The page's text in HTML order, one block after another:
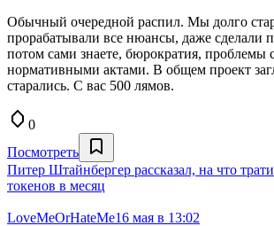
Обычный очередной распил. Мы долго
прорабатывали все нюансы, даже сделали
потом сами знаете, бюрократия, проблемы
нормативными актами. В общем проект
старались. С вас 500 лямов.
0
Посмотреть
Питер Штайнбергер рассказал, на что
токенов в месяц
LoveMeOrHateMe16 мая в 13:02